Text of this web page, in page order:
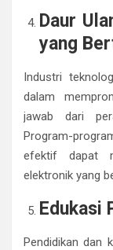
Daur
yang
Industri
dalam
jawab dari
Program-
efektif dapat
elektronik yang
Edukasi
Pendidikan dan